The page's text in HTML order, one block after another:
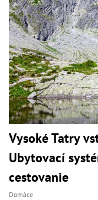
Vysoké Tatry
Ubytovací
cestovanie
Domáce